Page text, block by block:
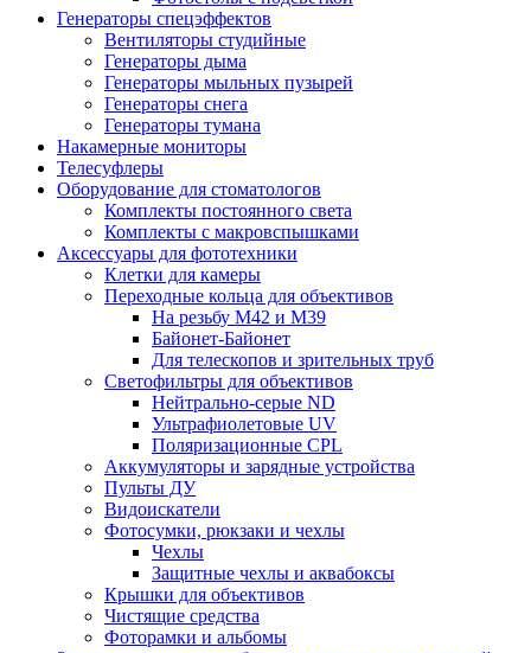
Генераторы спецэффектов
Вентиляторы студийные
Генераторы дыма
Генераторы мыльных пузырей
Генераторы снега
Генераторы тумана
Накамерные мониторы
Телесуфлеры
Оборудование для стоматологов
Комплекты постоянного света
Комплекты с макровспышками
Аксессуары для фототехники
Клетки для камеры
Переходные кольца для объективов
На резьбу М42 и М39
Байонет-Байонет
Для телескопов и зрительных труб
Светофильтры для объективов
Нейтрально-серые ND
Ультрафиолетовые UV
Поляризационные CPL
Аккумуляторы и зарядные устройства
Пульты ДУ
Видоискатели
Фотосумки, рюкзаки и чехлы
Чехлы
Защитные чехлы и аквабоксы
Крышки для объективов
Чистящие средства
Фоторамки и альбомы